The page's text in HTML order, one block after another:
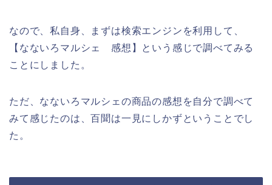
なので、私自身、まずは検索エンジンを利用して、
【なないろマルシェ 感想】という感じで調べてみる
ことにしました。
ただ、なないろマルシェの商品の感想を自分で調べて
みて感じたのは、百聞は一見にしかずということでし
た。